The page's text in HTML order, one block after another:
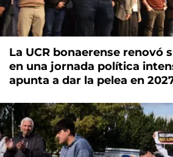
La UCR bonaerense renovó
en una jornada política
apunta a dar la pelea en